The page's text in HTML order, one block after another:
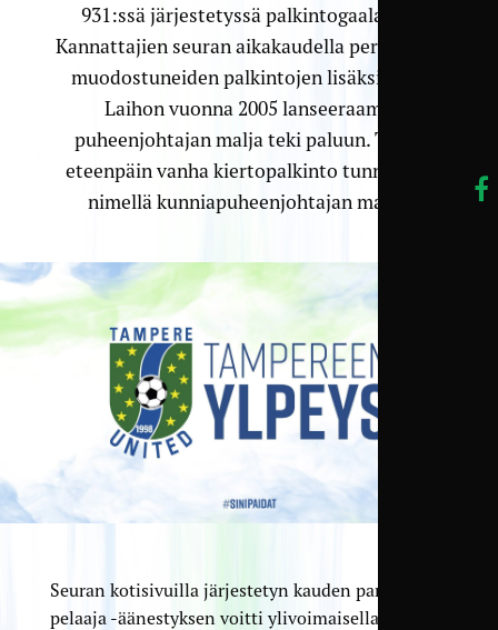
931:ssä järjestetyssä palkintogaalassa.
Kannattajien seuran aikakaudella perinteiksi
muodostuneiden palkintojen lisäksi Jyrki
Laihon vuonna 2005 lanseeraama
puheenjohtajan malja teki paluun. Tästä
eteenpäin vanha kiertopalkinto tunnetaan
nimellä kunniapuheenjohtajan malja.
Seuran kotisivuilla järjestetyn kauden paras
pelaaja -äänestyksen voitti ylivoimaisella